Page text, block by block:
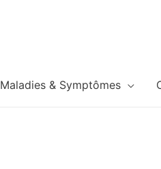
Maladies & Symptômes